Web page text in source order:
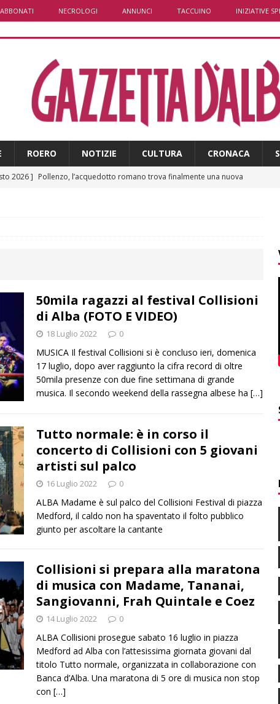
ABBONATI NECROLOGI ANNUNCI TACCUINO INIZIATIVE
ROERO NOTIZIE CULTURA CRONACA
2026 ] Pollenzo, l’acquedotto romano trova finalmente una nuova
2026 ]
Ortofrutta, anche il Piemonte in crisi tra caldo e grandine
2026 ]
ALTRE NOTIZIE
2026 ]
Sulla provinciale 661 tra Sanfrè e Bra nuova segnaletica per
2026 ]
Serie D, secondo test per il Bra Calcio: sfida con la Sanremese
2026 ]
Yoko Yamada la comicità che non cerca risposte ma invita a
ALBA
50mila ragazzi al festival Collisioni
di Alba (FOTO E VIDEO)
18 Luglio 2022 0
MUSICA Il festival Collisioni si è concluso ieri, domenica
17 luglio, dopo aver raggiunto la cifra record di oltre
50mila presenze con due fine settimana di grande
musica. Il secondo weekend della rassegna albese ha […]
Tutto normale: è in corso il
concerto di Collisioni con 5 giovani
artisti sul palco
16 Luglio 2022 0
ALBA Madame è sul palco del Collisioni Festival di piazza
Medford, il caldo non ha spaventato il folto pubblico
giunto per ascoltare la cantante
Collisioni si prepara alla maratona
di musica con Madame, Tananai,
Sangiovanni, Frah Quintale e Coez
14 Luglio 2022 0
ALBA Collisioni prosegue sabato 16 luglio in piazza
Medford ad Alba con l’attesissima giornata giovani dal
titolo Tutto normale, organizzata in collaborazione con
Banca d’Alba. Una maratona di 5 ore di musica non stop
con […]